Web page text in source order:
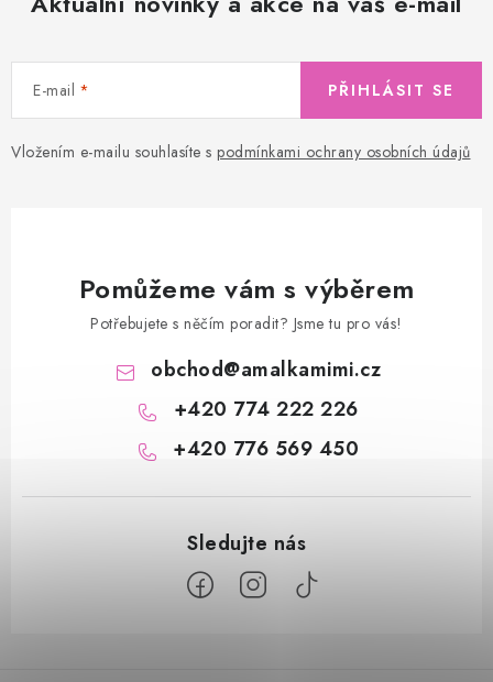
E-mail
Vložením e-mailu souhlasíte s podmínkami ochrany osobních údajů
PŘIHLÁSIT SE
Pomůžeme vám s výběrem
Potřebujete s něčím poradit? Jsme tu pro vás!
obchod@amalkamimi.cz
+420 774 222 226
+420 776 569 450